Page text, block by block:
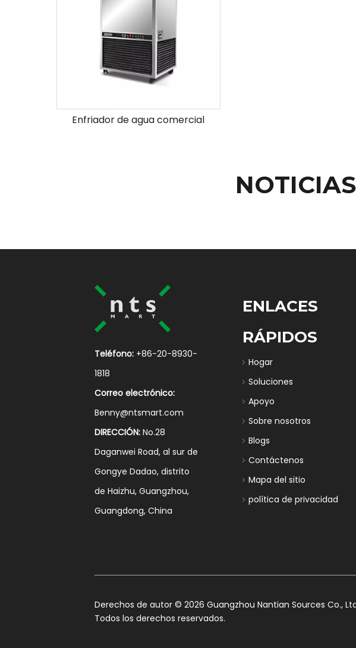
Enfriador de agua comercial
Teléfono: +86-20-8930-
1818
Correo electrónico:
Benny@ntsmart.com
DIRECCIÓN: No.28
Daganwei Road, al sur de
Gongye Dadao, distrito
de Haizhu, Guangzhou,
Guangdong, China
ENLACES
RÁPIDOS
Hogar
Soluciones
Apoyo
Sobre nosotros
Blogs
Contáctenos
Mapa del sitio
política de privacidad
​Derechos de autor ©2026 Guangzhou Nantian Sources Co.,
Todos los derechos reservados.